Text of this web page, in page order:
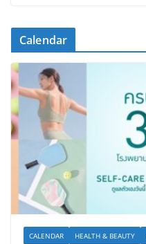
Calendar
CALENDAR HEALTH & BEAUTY